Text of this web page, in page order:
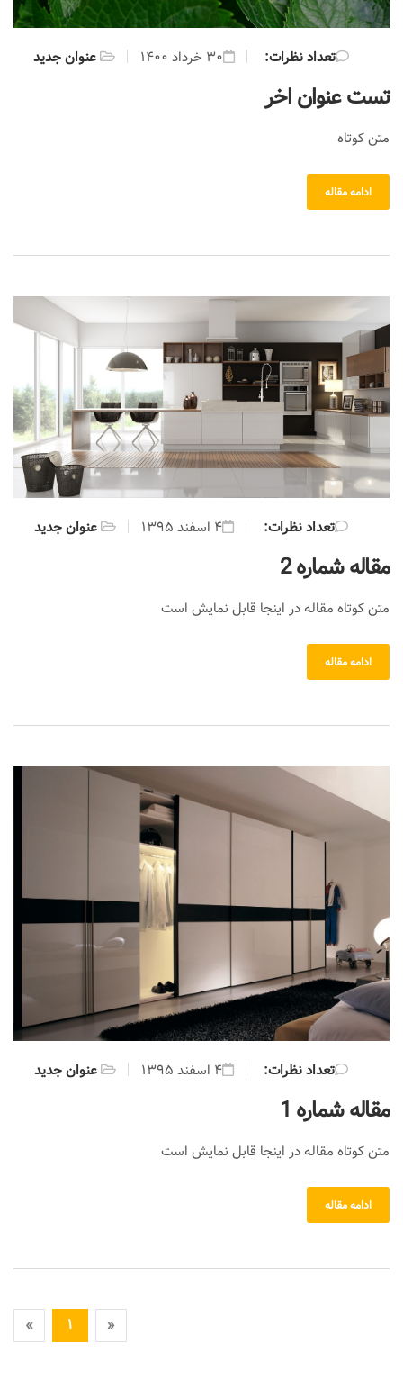
عنوان جدید ۳۰ خرداد ۱۴۰۰ :تعداد نظرات
تست عنوان اخر
متن کوتاه
ادامه مقاله
عنوان جدید ۴ اسفند ۱۳۹۵ :تعداد نظرات
مقاله شماره 2
متن کوتاه مقاله در اینجا قابل نمایش است
ادامه مقاله
عنوان جدید ۴ اسفند ۱۳۹۵ :تعداد نظرات
مقاله شماره 1
متن کوتاه مقاله در اینجا قابل نمایش است
ادامه مقاله
« ۱ »